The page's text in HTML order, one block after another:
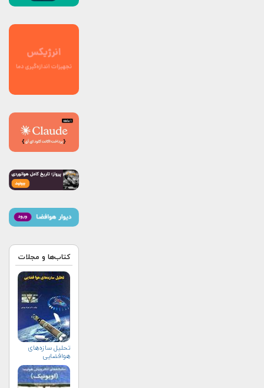
کتاب‌ها و مجلات
تحلیل سازه‌های
هوافضایی